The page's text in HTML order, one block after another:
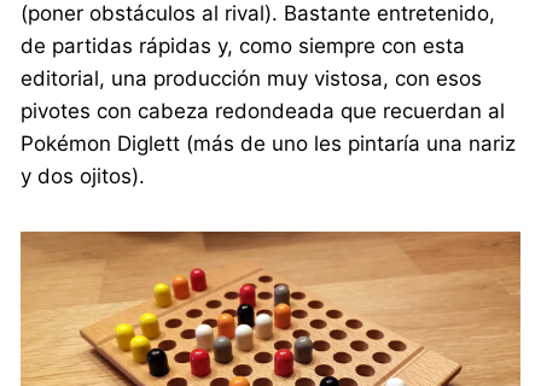
(poner obstáculos al rival). Bastante entretenido,
de partidas rápidas y, como siempre con esta
editorial, una producción muy vistosa, con esos
pivotes con cabeza redondeada que recuerdan al
Pokémon Diglett (más de uno les pintaría una nariz
y dos ojitos).